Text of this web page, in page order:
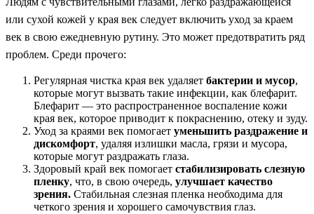
или сухой кожей у края век следует включить уход за краем
век в свою ежедневную рутину. Это может предотвратить ряд
проблем. Среди прочего:
Регулярная чистка края век удаляет бактерии и мусор,
которые могут вызвать такие инфекции, как блефарит.
Блефарит — это распространенное воспаление кожи
края век, которое приводит к покраснению, отеку и зуду.
Уход за краями век помогает уменьшить раздражение и
дискомфорт, удаляя излишки масла, грязи и мусора,
которые могут раздражать глаза.
Здоровый край век помогает стабилизировать слезную
пленку, что, в свою очередь, улучшает качество
зрения. Стабильная слезная пленка необходима для
четкого зрения и хорошего самочувствия глаз.